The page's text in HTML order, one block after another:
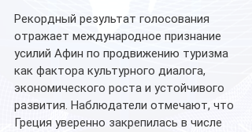
Рекордный результат голосования
отражает международное признание
усилий Афин по продвижению туризма
как фактора культурного диалога,
экономического роста и устойчивого
развития. Наблюдатели отмечают, что
Греция уверенно закрепилась в числе